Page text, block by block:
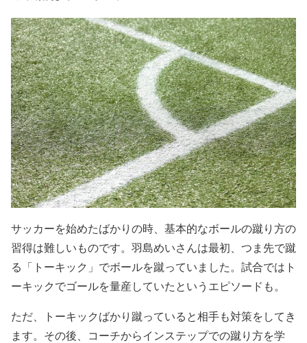
サッカーを始めたばかりの時、基本的なボールの蹴り方の
習得は難しいものです。羽島めいさんは最初、つま先で蹴
る「トーキック」でボールを蹴っていました。試合ではト
ーキックでゴールを量産していたというエピソードも。
ただ、トーキックばかり蹴っていると相手も対策をしてき
ます。その後、コーチからインステップでの蹴り方を学